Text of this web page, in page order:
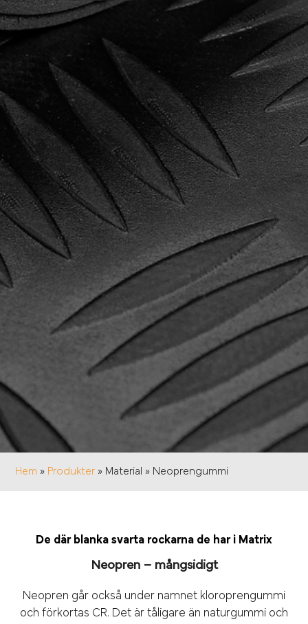
Hem » Produkter » Material » Neoprengummi
De där blanka svarta rockarna de har i Matrix
Neopren – mångsidigt
Neopren går också under namnet kloroprengummi
och förkortas CR. Det är tåligare än naturgummi och